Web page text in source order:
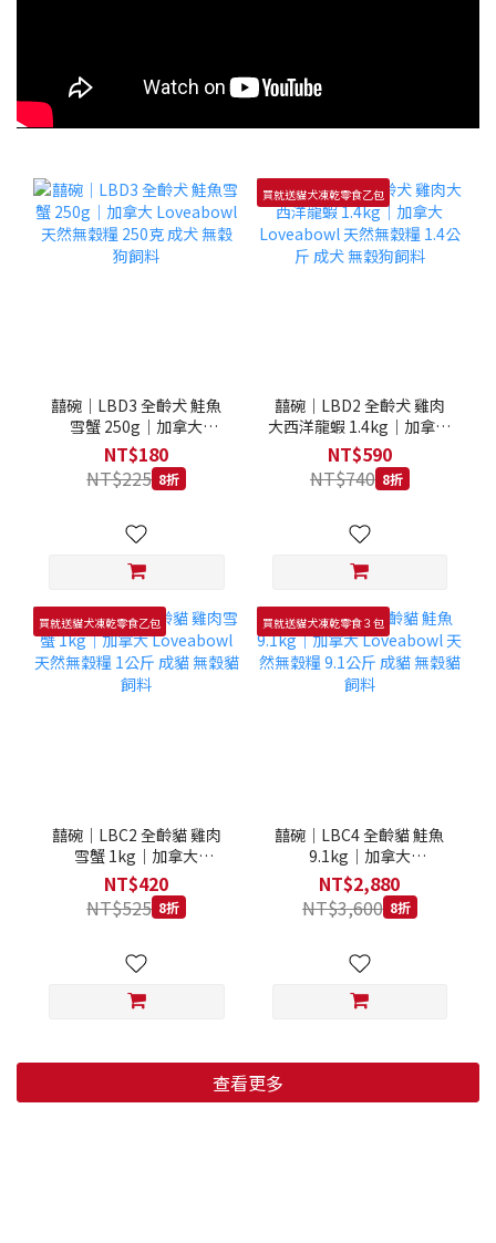
囍碗｜LBD3 全齡犬 鮭魚
雪蟹 250g｜加拿大
Loveabowl 天然無穀糧
250克 成犬 無穀狗飼料
NT$180
NT$225 8折
買就送貓犬凍乾零食乙包
囍碗｜LBD2 全齡犬 雞肉
大西洋龍蝦 1.4kg｜加拿大
Loveabowl 天然無穀糧
1.4公斤 成犬 無穀狗飼料
NT$590
NT$740 8折
買就送貓犬凍乾零食乙包
囍碗｜LBC2 全齡貓 雞肉
雪蟹 1kg｜加拿大
Loveabowl 天然無穀糧 1
公斤 成貓 無穀貓飼料
NT$420
NT$525 8折
買就送貓犬凍乾零食３包
囍碗｜LBC4 全齡貓 鮭魚
9.1kg｜加拿大
Loveabowl 天然無穀糧
9.1公斤 成貓 無穀貓飼料
NT$2,880
NT$3,600 8折
查看更多